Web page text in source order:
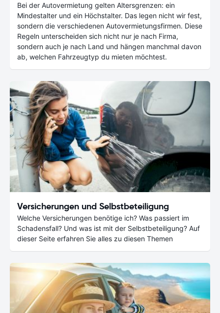
Bei der Autovermietung gelten Altersgrenzen: ein
Mindestalter und ein Höchstalter. Das legen nicht wir fest,
sondern die verschiedenen Autovermietungsfirmen. Diese
Regeln unterscheiden sich nicht nur je nach Firma,
sondern auch je nach Land und hängen manchmal davon
ab, welchen Fahrzeugtyp du mieten möchtest.
Versicherungen und Selbstbeteiligung
Welche Versicherungen benötige ich? Was passiert im
Schadensfall? Und was ist mit der Selbstbeteiligung? Auf
dieser Seite erfahren Sie alles zu diesen Themen